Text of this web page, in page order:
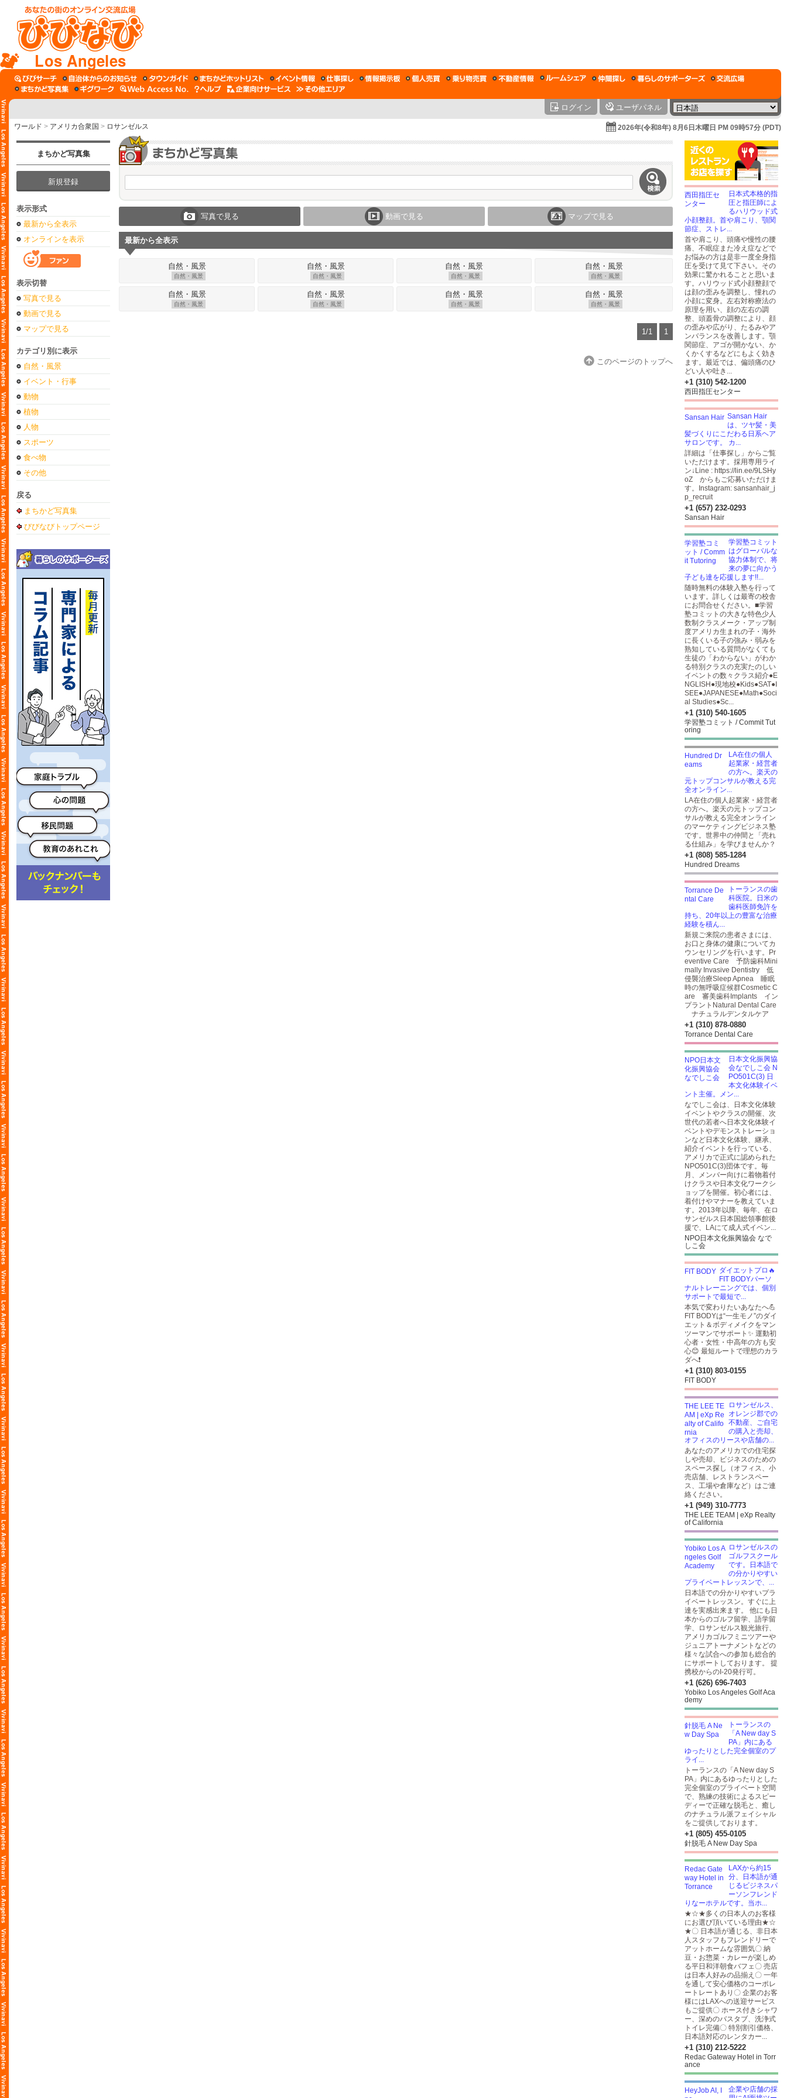
Los Angeles
ログイン ユーザパネル
ワールド > アメリカ合衆国 > ロサンゼルス 2026年(令和8年) 8月6日木曜日 PM 09時57分 (PDT)
まちかど写真集
新規登録
表示形式
最新から全表示
オンラインを表示
表示切替
写真で見る
動画で見る
マップで見る
カテゴリ別に表示
自然・風景
イベント・行事
動物
植物
人物
スポーツ
食べ物
その他
戻る
まちかど写真集
びびなびトップページ
写真で見る 動画で見る マップで見る
最新から全表示
自然・風景
自然・風景
自然・風景
自然・風景
自然・風景
自然・風景
自然・風景
自然・風景
1/1 1
このページのトップへ
日本式本格的指
圧と指圧師によ
るハリウッド式
小顔整顔。首や肩こり、顎関
節症、ストレ...
首や肩こり、頭痛や慢性の腰
痛、不眠症また冷え症などで
お悩みの方は是非一度全身指
圧を受けて見て下さい。その
効果に驚かれることと思いま
す。ハリウッド式小顔整顔で
は顔の歪みを調整し、憧れの
小顔に変身。左右対称療法の
原理を用い、顔の左右の調
整、頭蓋骨の調整により、顔
の歪みや広がり、たるみやア
ンバランスを改善します。顎
関節症、アゴが開かない、か
くかくするなどにもよく効き
ます。最近では、偏頭痛のひ
どい人や吐き...
+1 (310) 542-1200
西田指圧センター
Sansan Hair
は、ツヤ髪・美
髪づくりにこだわる日系ヘア
サロンです。 カ...
詳細は「仕事探し」からご覧
いただけます。採用専用ライ
ン↓Line : https://lin.ee/9LSHy
oZ からもご応募いただけま
す。Instagram: sansanhair_j
p_recruit
+1 (657) 232-0293
Sansan Hair
学習塾コミット
はグローバルな
協力体制で、将
来の夢に向かう
子ども達を応援します!!...
随時無料の体験入塾を行って
います。詳しくは最寄の校舎
にお問合せください。■学習
塾コミットの大きな特色少人
数制クラスメーク・アップ制
度アメリカ生まれの子・海外
に長くいる子の強み・弱みを
熟知している質問がなくても
生徒の「わからない」がわか
る特別クラスの充実たのしい
イベントの数々クラス紹介●E
NGLISH●現地校●Kids●SAT●I
SEE●JAPANESE●Math●Soci
al Studies●Sc...
+1 (310) 540-1605
学習塾コミット / Commit Tut
oring
LA在住の個人
起業家・経営者
の方へ。楽天の
元トップコンサルが教える完
全オンライン...
LA在住の個人起業家・経営者
の方へ。楽天の元トップコン
サルが教える完全オンライン
のマーケティングビジネス塾
です。世界中の仲間と「売れ
る仕組み」を学びませんか？
+1 (808) 585-1284
Hundred Dreams
トーランスの歯
科医院。日米の
歯科医師免許を
持ち、20年以上の豊富な治療
経験を積ん...
新規ご来院の患者さまには、
お口と身体の健康についてカ
ウンセリングを行います。Pr
eventive Care 予防歯科Mini
mally Invasive Dentistry 低
侵襲治療Sleep Apnea 睡眠
時の無呼吸症候群Cosmetic C
are 審美歯科Implants イン
プラントNatural Dental Care
ナチュラルデンタルケア
+1 (310) 878-0880
Torrance Dental Care
日本文化振興協
会なでしこ会 N
PO501C(3) 日
本文化体験イベ
ント主催。メン...
なでしこ会は、日本文化体験
イベントやクラスの開催、次
世代の若者へ日本文化体験イ
ベントやデモンストレーショ
ンなど日本文化体験、継承、
紹介イベントを行っている、
アメリカで正式に認められた
NPO501C(3)団体です。毎
月、メンバー向けに着物着付
けクラスや日本文化ワークシ
ョップを開催。初心者には、
着付けやマナーを教えていま
す。2013年以降、毎年、在ロ
サンゼルス日本国総領事館後
援で、LAにて成人式イベン...
NPO日本文化振興協会 なで
しこ会
ダイエットプロ🔥
FIT BODYパーソ
ナルトレーニングでは、個別
サポートで最短で...
本気で変わりたいあなたへ💪
FIT BODYは“一生モノ”のダイ
エット＆ボディメイクをマン
ツーマンでサポート✨ 運動初
心者・女性・中高年の方も安
心😊 最短ルートで理想のカラ
ダへ❗️
+1 (310) 803-0155
FIT BODY
ロサンゼルス、
オレンジ郡での
不動産、ご自宅
の購入と売却、
オフィスのリースや店舗の...
あなたのアメリカでの住宅探
しや売却、ビジネスのための
スペース探し（オフィス、小
売店舗、レストランスペー
ス、工場や倉庫など）はご連
絡ください。
+1 (949) 310-7773
THE LEE TEAM | eXp Realty
of California
ロサンゼルスの
ゴルフスクール
です。日本語で
の分かりやすい
プライベートレッスンで、...
日本語での分かりやすいプラ
イベートレッスン。すぐに上
達を実感出来ます。 他にも日
本からのゴルフ留学、語学留
学、ロサンゼルス観光旅行、
アメリカゴルフミニツアーや
ジュニアトーナメントなどの
様々な試合への参加も総合的
にサポートしております。 提
携校からのI-20発行可。
+1 (626) 696-7403
Yobiko Los Angeles Golf Aca
demy
トーランスの
「A New day S
PA」内にある
ゆったりとした完全個室のプ
ライ...
トーランスの「A New day S
PA」内にあるゆったりとした
完全個室のプライベート空間
で、熟練の技術によるスピー
ディーで正確な脱毛と、癒し
のナチュラル派フェイシャル
をご提供しております。
+1 (805) 455-0105
針脱毛 A New Day Spa
LAXから約15
分、日本語が通
じるビジネスパ
ーソンフレンド
りなーホテルです。当ホ...
★☆★多くの日本人のお客様
にお選び頂いている理由★☆
★〇 日本語が通じる、非日本
人スタッフもフレンドリーで
アットホームな雰囲気〇 納
豆・お惣菜・カレーが楽しめ
る平日和洋朝食バフェ〇 売店
は日本人好みの品揃え〇 一年
を通して安心価格のコーポレ
ートレートあり〇 企業のお客
様にはLAXへの送迎サービス
もご提供〇 ホース付きシャワ
ー、深めのバスタブ、洗浄式
トイレ完備〇 特別割引価格、
日本語対応のレンタカー...
+1 (310) 212-5222
Redac Gateway Hotel in Torr
ance
企業や店舗の採